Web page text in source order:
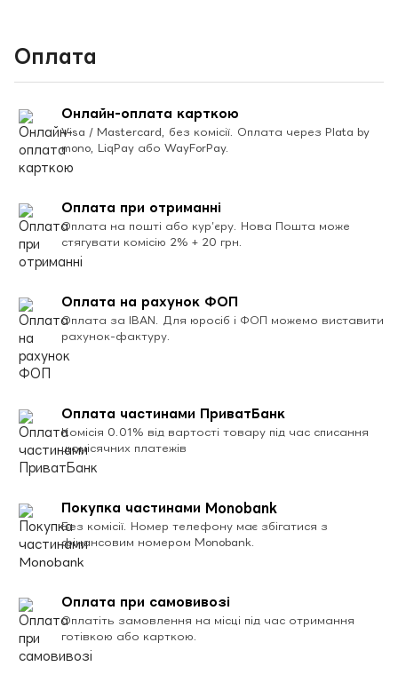
Оплата
Онлайн-оплата карткою
Visa / Mastercard, без комісії. Оплата через Plata by
mono, LiqPay або WayForPay.
Оплата при отриманні
Оплата на пошті або кур’єру. Нова Пошта може
стягувати комісію 2% + 20 грн.
Оплата на рахунок ФОП
Оплата за IBAN. Для юросіб і ФОП можемо виставити
рахунок-фактуру.
Оплата частинами ПриватБанк
Комісія 0.01% від вартості товару під час списання
щомісячних платежів
Покупка частинами Monobank
Без комісії. Номер телефону має збігатися з
фінансовим номером Monobank.
Оплата при самовивозі
Оплатіть замовлення на місці під час отримання
готівкою або карткою.